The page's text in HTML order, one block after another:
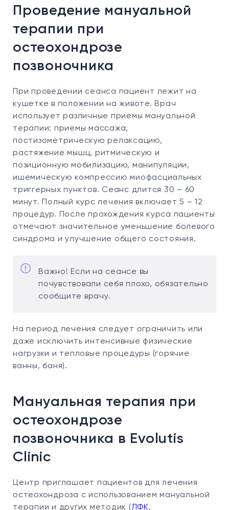
Проведение мануальной
терапии при
остеохондрозе
позвоночника
При проведении сеанса пациент лежит на
кушетке в положении на животе. Врач
использует различные приемы мануальной
терапии: приемы массажа,
постизометрическую релаксацию,
растяжение мышц, ритмическую и
позиционную мобилизацию, манипуляции,
ишемическую компрессию миофасциальных
триггерных пунктов. Сеанс длится 30 – 60
минут. Полный курс лечения включает 5 – 12
процедур. После прохождения курса пациенты
отмечают значительное уменьшение болевого
синдрома и улучшение общего состояния.
Важно! Если на сеансе вы
почувствовали себя плохо, обязательно
сообщите врачу.
На период лечения следует ограничить или
даже исключить интенсивные физические
нагрузки и тепловые процедуры (горячие
ванны, баня).
Мануальная терапия при
остеохондрозе
позвоночника в Evolutis
Clinic
Центр приглашает пациентов для лечения
остеохондроза с использованием мануальной
терапии и других методик (ЛФК,